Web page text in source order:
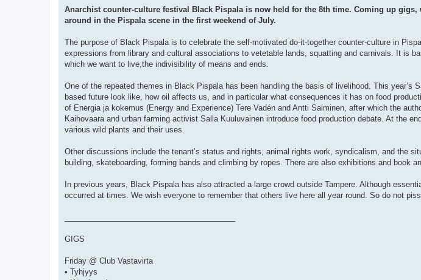
Anarchist counter-culture festival Black Pispala is now held for the 8th time. Coming up
around in the Pispala scene in the first weekend of July.
The purpose of Black Pispala is to celebrate the self-motivated do-it-together counter-culture in
expressions from library and cultural associations to vetetable lands, squatting and carnivals. It is
which we want to live,the indivisibility of means and ends.
One of the repeated themes in Black Pispala has been handling the basis of livelihood. This year’s
based future look like, how oil affects us, and in particular what consequences it has on food
of Energia ja kokemus (Energy and Experience) Tere Vadén and Antti Salminen, after which the
Kaihovaara and urban farming activist Salla Kuuluvainen introduce food production debate. At the
various wild plants and their uses.
Other discussions include the tenant’s status and rights, animal rights work, syndicalism, and the
building, skateboarding, forming bands and climbing by ropes. There are also exhibitions and book
In previous years, Black Pispala has also attracted a large crowd outside Tampere. Although
occurred at times. We wish everyone to remember that others live here all year round. So do not
GIGS
Friday @ Club Vastavirta
• Tyhjyys